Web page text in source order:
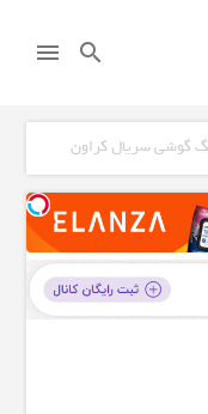
search
menu
گوشی سریال کراون